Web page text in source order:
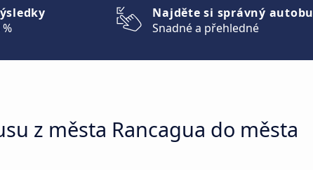
Najděte si správný
Snadné a přehledné
z města Rancagua do města